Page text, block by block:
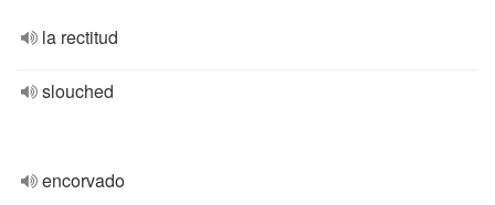
la rectitud
slouched
encorvado